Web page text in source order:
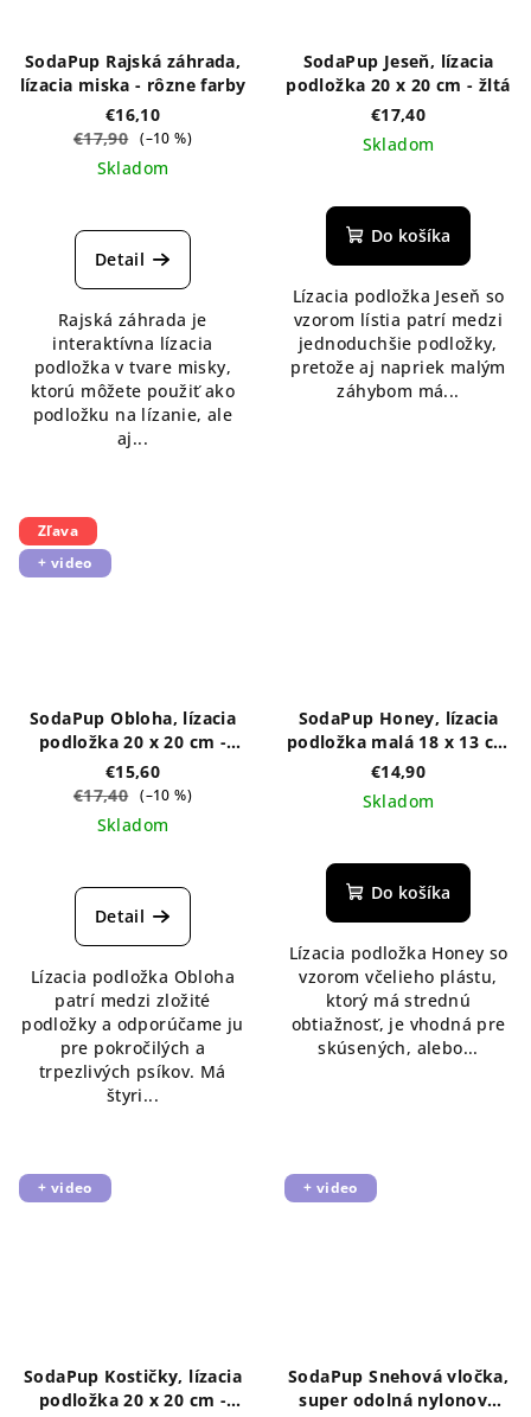
SodaPup Rajská záhrada,
lízacia miska - rôzne farby
€16,10
€17,90 (–10 %)
Skladom
hodnotenie
produktu
z
5
hviezdičiek.
Detail
Rajská záhrada je
interaktívna lízacia
podložka v tvare misky,
ktorú môžete použiť ako
podložku na lízanie, ale
aj...
SodaPup Jeseň, lízacia
podložka 20 x 20 cm - žltá
€17,40
Skladom
Do košíka
Lízacia podložka Jeseň so
vzorom lístia patrí medzi
jednoduchšie podložky,
pretože aj napriek malým
záhybom má...
Zľava
+ video
SodaPup Obloha, lízacia
podložka 20 x 20 cm -
rôzne farby
€15,60
€17,40 (–10 %)
Skladom
Detail
Lízacia podložka Obloha
patrí medzi zložité
podložky a odporúčame ju
pre pokročilých a
trpezlivých psíkov. Má
štyri...
SodaPup Honey, lízacia
podložka malá 18 x 13 cm
- žltá
€14,90
Skladom
Do košíka
Lízacia podložka Honey so
vzorom včelieho plástu,
ktorý má strednú
obtiažnosť, je vhodná pre
skúsených, alebo...
+ video
SodaPup Kostičky, lízacia
podložka 20 x 20 cm -
+ video
SodaPup Snehová vločka,
super odolná nylonová